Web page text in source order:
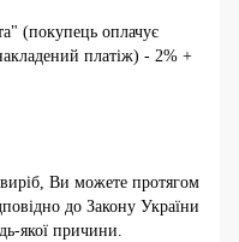
(покупець оплачує
платіж) - 2% +
Ви можете протягом
до Закону України
якої причини.